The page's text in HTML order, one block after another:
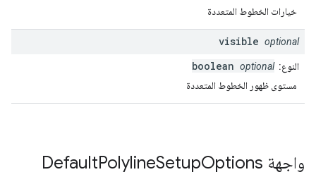
خيارات الخطوط المتعددة
visible optional
النوع: boolean optional
مستوى ظهور الخطوط المتعددة
واجهة DefaultPolylineSetupOptions